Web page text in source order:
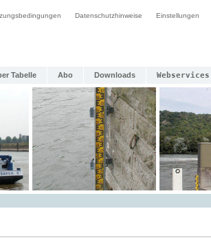
Datenschutzhinweise Einstellungen
Tabelle Abo Downloads Webservices